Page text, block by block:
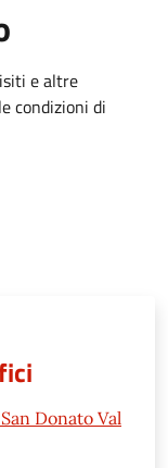
e altre
condizioni di
Donato Val